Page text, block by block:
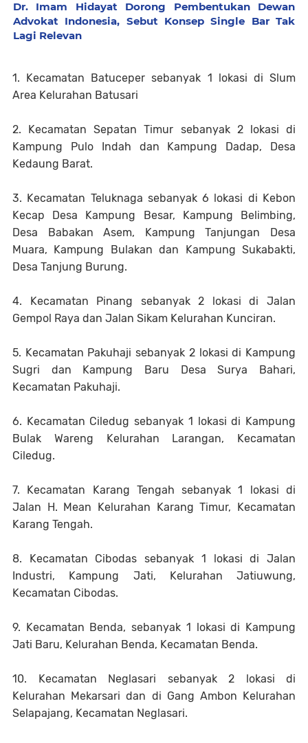
Dr. Imam Hidayat Dorong Pembentukan Dewan
Advokat Indonesia, Sebut Konsep Single Bar Tak
Lagi Relevan
1. Kecamatan Batuceper sebanyak 1 lokasi di Slum
Area Kelurahan Batusari
2. Kecamatan Sepatan Timur sebanyak 2 lokasi di
Kampung Pulo Indah dan Kampung Dadap, Desa
Kedaung Barat.
3. Kecamatan Teluknaga sebanyak 6 lokasi di Kebon
Kecap Desa Kampung Besar, Kampung Belimbing,
Desa Babakan Asem, Kampung Tanjungan Desa
Muara, Kampung Bulakan dan Kampung Sukabakti,
Desa Tanjung Burung.
4. Kecamatan Pinang sebanyak 2 lokasi di Jalan
Gempol Raya dan Jalan Sikam Kelurahan Kunciran.
5. Kecamatan Pakuhaji sebanyak 2 lokasi di Kampung
Sugri dan Kampung Baru Desa Surya Bahari,
Kecamatan Pakuhaji.
6. Kecamatan Ciledug sebanyak 1 lokasi di Kampung
Bulak Wareng Kelurahan Larangan, Kecamatan
Ciledug.
7. Kecamatan Karang Tengah sebanyak 1 lokasi di
Jalan H. Mean Kelurahan Karang Timur, Kecamatan
Karang Tengah.
8. Kecamatan Cibodas sebanyak 1 lokasi di Jalan
Industri, Kampung Jati, Kelurahan Jatiuwung,
Kecamatan Cibodas.
9. Kecamatan Benda, sebanyak 1 lokasi di Kampung
Jati Baru, Kelurahan Benda, Kecamatan Benda.
10. Kecamatan Neglasari sebanyak 2 lokasi di
Kelurahan Mekarsari dan di Gang Ambon Kelurahan
Selapajang, Kecamatan Neglasari.